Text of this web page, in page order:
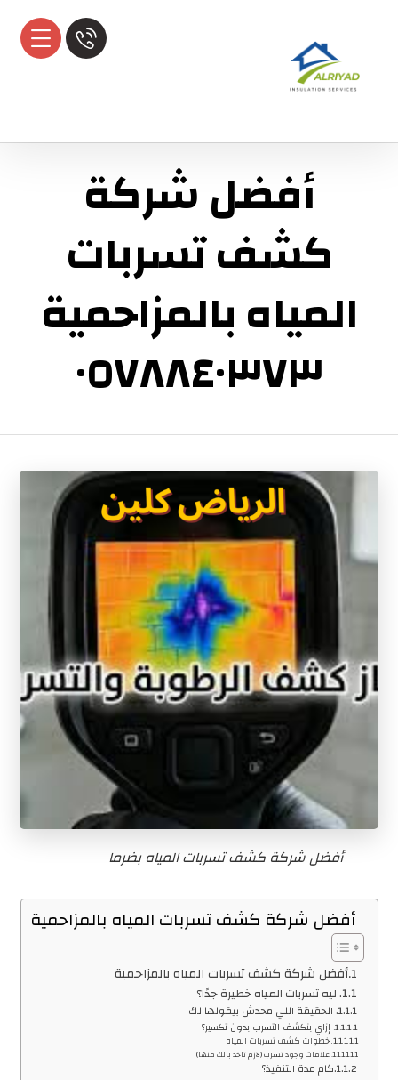
أفضل شركة
كشف تسربات
المياه بالمزاحمية
٠٥٧٨٨٤٠٣٧٣
أفضل شركة كشف تسربات المياه بضرما
أفضل شركة كشف تسربات المياه بالمزاحمية
أفضل شركة كشف تسربات المياه بالمزاحمية
ليه تسربات المياه خطيرة جدًا؟
الحقيقة اللي محدش بيقولها لك
إزاي بنكشف التسرب بدون تكسير؟
خطوات كشف تسربات المياه
علامات وجود تسرب (لازم تاخد بالك منها)
كام مدة التنفيذ؟